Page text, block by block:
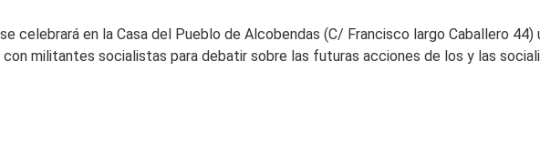
celebrará en la Casa del Pueblo de Alcobendas (C/ Francisco largo Caballero
militantes socialistas para debatir sobre las futuras acciones de los y las